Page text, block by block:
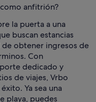
anfitrión?
la puerta a una
buscan estancias
obtener ingresos de
Con
dedicado y
de viajes, Vrbo
Ya sea una
playa, puedes